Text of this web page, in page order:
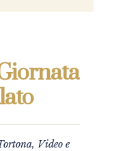
, Video e